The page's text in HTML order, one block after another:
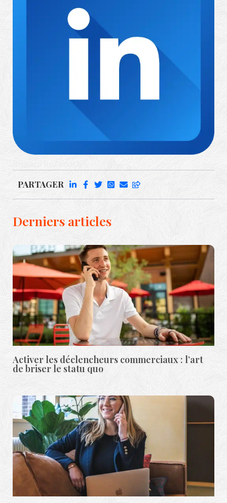
PARTAGER
Derniers articles
Activer les déclencheurs commerciaux : l’art
de briser le statu quo